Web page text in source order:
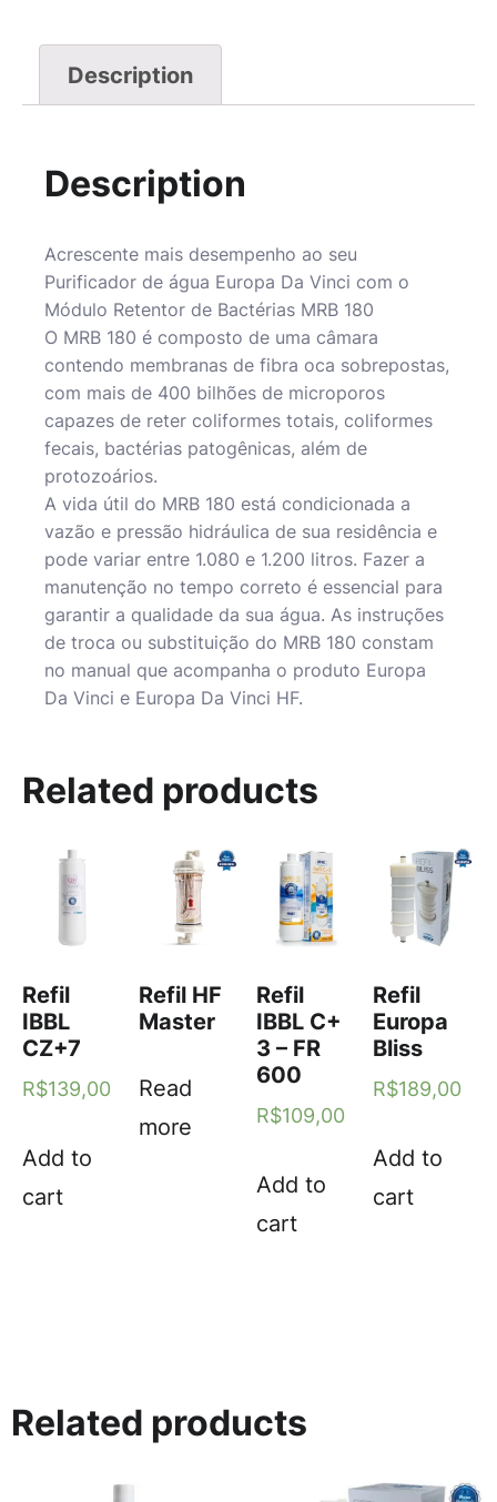
Description
Description
Acrescente mais desempenho ao seu
Purificador de água Europa Da Vinci com o
Módulo Retentor de Bactérias MRB 180
O MRB 180 é composto de uma câmara
contendo membranas de fibra oca sobrepostas,
com mais de 400 bilhões de microporos
capazes de reter coliformes totais, coliformes
fecais, bactérias patogênicas, além de
protozoários.
A vida útil do MRB 180 está condicionada a
vazão e pressão hidráulica de sua residência e
pode variar entre 1.080 e 1.200 litros. Fazer a
manutenção no tempo correto é essencial para
garantir a qualidade da sua água. As instruções
de troca ou substituição do MRB 180 constam
no manual que acompanha o produto Europa
Da Vinci e Europa Da Vinci HF.
Related products
Refil
IBBL
CZ+7
R$139,00
Add to
cart
Refil HF
Master
Read
more
Refil
IBBL C+
3 – FR
600
R$109,00
Add to
cart
Refil
Europa
Bliss
R$189,00
Add to
cart
Related products